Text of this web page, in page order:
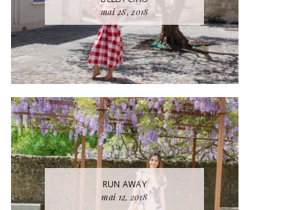
mai 28, 2018
RUN AWAY
mai 12, 2018